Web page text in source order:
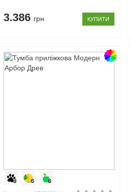
3.386 грн КУПИТИ